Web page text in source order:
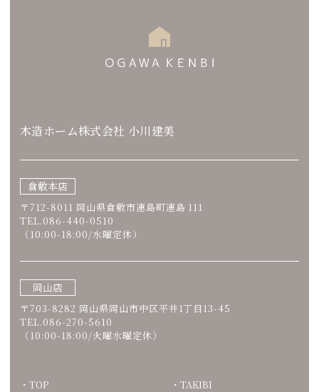
木造ホーム株式会社 小川建美
倉敷本店
〒712-8011 岡山県倉敷市連島町連島 111
TEL.086-440-0510
（10:00-18:00/水曜定休）
岡山店
〒703-8282 岡山県岡山市中区平井1丁目13-45
TEL.086-270-5610
（10:00-18:00/火曜水曜定休）
TOP
TAKIBI